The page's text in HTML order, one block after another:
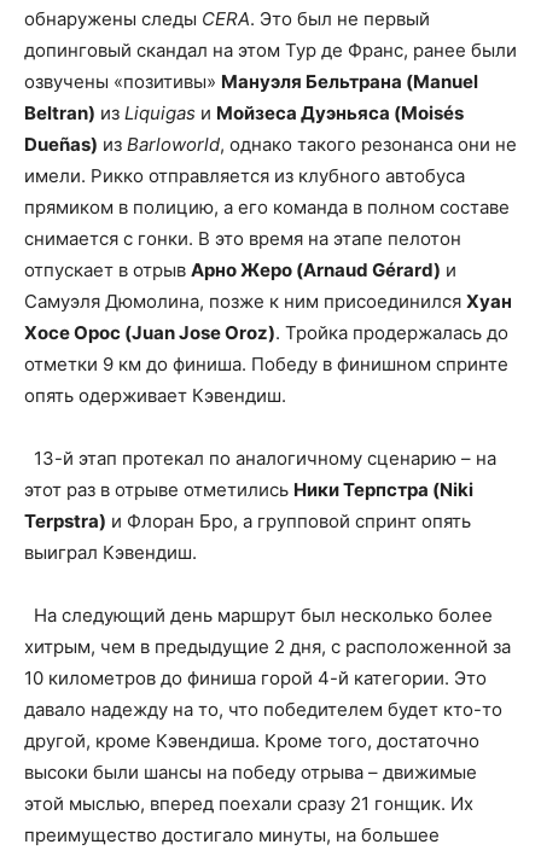
обнаружены следы CERA. Это был не первый
допинговый скандал на этом Тур де Франс, ранее были
озвучены «позитивы» Мануэля Бельтрана (Manuel
Beltran) из Liquigas и Мойзеса Дуэньяса (Moisés
Dueñas) из Barloworld, однако такого резонанса они не
имели. Рикко отправляется из клубного автобуса
прямиком в полицию, а его команда в полном составе
снимается с гонки. В это время на этапе пелотон
отпускает в отрыв Арно Жеро (Arnaud Gérard) и
Самуэля Дюмолина, позже к ним присоединился Хуан
Хосе Орос (Juan Jose Oroz). Тройка продержалась до
отметки 9 км до финиша. Победу в финишном спринте
опять одерживает Кэвендиш.
13-й этап протекал по аналогичному сценарию – на
этот раз в отрыве отметились Ники Терпстра (Niki
Terpstra) и Флоран Бро, а групповой спринт опять
выиграл Кэвендиш.
На следующий день маршрут был несколько более
хитрым, чем в предыдущие 2 дня, с расположенной за
10 километров до финиша горой 4-й категории. Это
давало надежду на то, что победителем будет кто-то
другой, кроме Кэвендиша. Кроме того, достаточно
высоки были шансы на победу отрыва – движимые
этой мыслью, вперед поехали сразу 21 гонщик. Их
преимущество достигало минуты, на большее